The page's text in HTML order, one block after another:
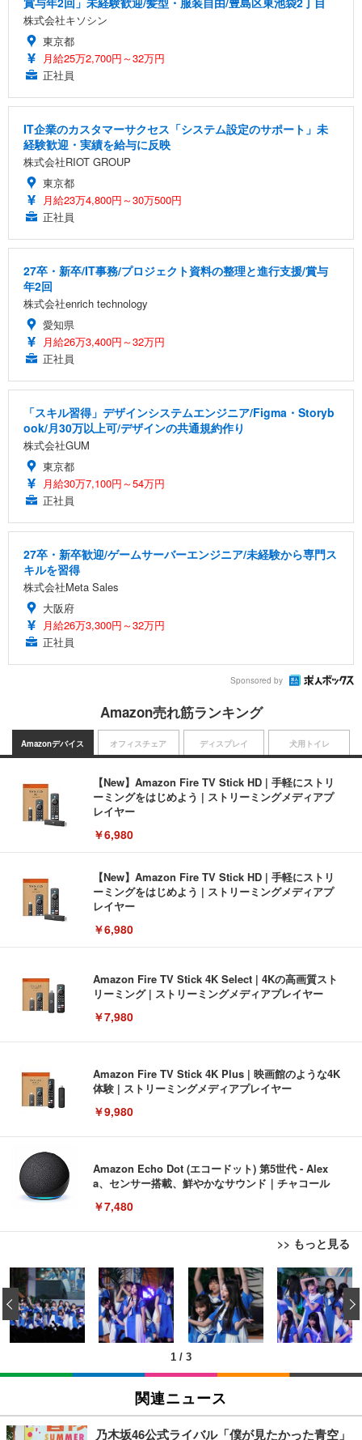
株式会社キソシン
東京都
月給25万2,700円～32万円
正社員
IT企業のカスタマーサクセス「システム設定のサポート」未
経験歓迎・実績を給与に反映
株式会社RIOT GROUP
東京都
月給23万4,800円～30万500円
正社員
27卒・新卒/IT事務/プロジェクト資料の整理と進行支援/賞与
年2回
株式会社enrich technology
愛知県
月給26万3,400円～32万円
正社員
「スキル習得」デザインシステムエンジニア/Figma・Storyb
ook/月30万以上可/デザインの共通規約作り
株式会社GUM
東京都
月給30万7,100円～54万円
正社員
27卒・新卒歓迎/ゲームサーバーエンジニア/未経験から専門ス
キルを習得
株式会社Meta Sales
大阪府
月給26万3,300円～32万円
正社員
Sponsored by
Amazon売れ筋ランキング
Amazonデバイス
【New】Amazon Fire TV Stick HD | 手軽にストリ
ーミングをはじめよう | ストリーミングメディアプ
レイヤー
￥6,980
【New】Amazon Fire TV Stick HD | 手軽にストリ
ーミングをはじめよう | ストリーミングメディアプ
レイヤー
￥6,980
Amazon Fire TV Stick 4K Select | 4Kの高画質スト
リーミング | ストリーミングメディアプレイヤー
￥7,980
Amazon Fire TV Stick 4K Plus | 映画館のような4K
体験 | ストリーミングメディアプレイヤー
￥9,980
Amazon Echo Dot (エコードット) 第5世代 - Alex
a、センサー搭載、鮮やかなサウンド｜チャコール
￥7,480
>> もっと見る
オフィスチェア
[EdoErgo] オフィスチェア 椅子 テレワーク 疲れな
い 跳ね上げ式アームレスト コンパクト 約105度ロッ
キング pc 事務椅子 360度回転 座面昇降 強化ナイロ
ン樹脂ベース 通気性メッシュ 在宅ワーク H-WY01
(黒網+黒枠+黒足)
￥5,699
SIHOO B100 オフィスチェア／デスクチェア メッシ
ュチェア 人間工学 疲れない ブラック
￥27,999
ディスプレイ
EIZO ビジネス向けプレミアムモニター | FlexScan
EV3240X-WT | 31.5型4K UHD・USB Type-C・ホワ
イト
￥105,595
EIZO ビジネス向けプレミアムモニター | FlexScan
犬用トイレ
Amazonベーシック ペットシーツ 薄型 レギュラー 1
回使い捨て 無香料 ホワイト 300枚
￥3,373
Amazonベーシック ペットシーツ 厚型 ワイド 42枚
x2袋(84枚) ホワイト(吸収面:ライトブルー)
￥3,234
1 / 3
‹
関連ニュース
乃木坂46公式ライバル「僕が見たかった青空」